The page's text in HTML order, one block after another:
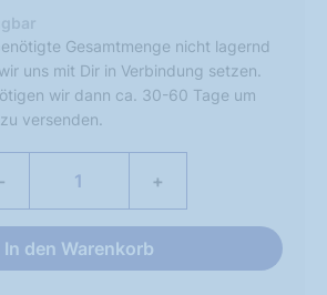
Gesamtmenge nicht lagernd
uns mit Dir in Verbindung setzen.
wir dann ca. 30-60 Tage um
versenden.
+
In den Warenkorb